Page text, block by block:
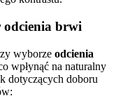
odcienia brwi
wyborze odcienia
wpłynąć na naturalny
dotyczących doboru